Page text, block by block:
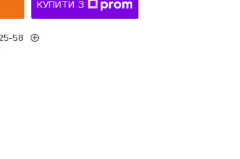
КУПИТИ З
58